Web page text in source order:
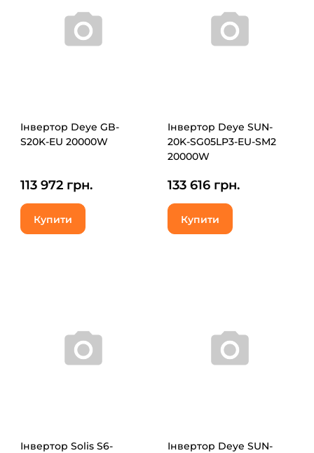
Інвертор Deye GB-
S20K-EU 20000W
113 972 грн.
Купити
Інвертор Deye SUN-
20K-SG05LP3-EU-SM2
20000W
133 616 грн.
Купити
Інвертор Solis S6-
Інвертор Deye SUN-